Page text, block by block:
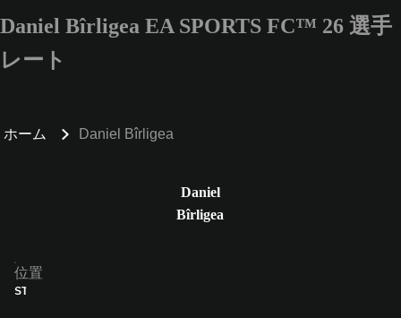
3文字以上の文字または数字を入力してください。
Daniel Bîrligea EA SPORTS FC™ 26 選手
レート
ホーム Daniel Bîrligea
Daniel
Bîrligea
位置
ST